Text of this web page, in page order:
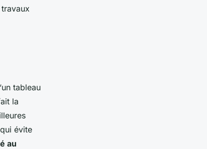
tableau
la
évite
au